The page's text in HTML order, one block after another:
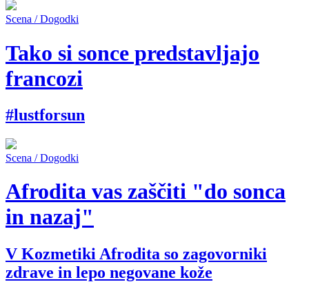
Scena / Dogodki
Tako si sonce predstavljajo
francozi
#lustforsun
Scena / Dogodki
Afrodita vas zaščiti "do sonca
in nazaj"
V Kozmetiki Afrodita so zagovorniki
zdrave in lepo negovane kože